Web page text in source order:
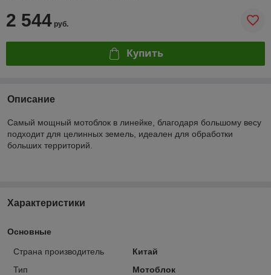
2 544 руб.
Купить
Описание
Самый мощный мотоблок в линейке, благодаря большому весу
подходит для целинных земель, идеален для обработки
больших территорий.
Характеристики
Основные
Страна производитель
Китай
Тип
Мотоблок